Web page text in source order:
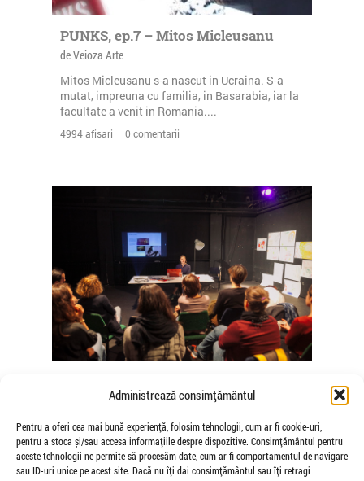
Administrează consimțământul
Pentru a oferi cea mai bună experiență, folosim tehnologii, cum ar fi cookie-uri,
pentru a stoca și/sau accesa informațiile despre dispozitive. Consimțământul pentru
aceste tehnologii ne permite să procesăm date, cum ar fi comportamentul de navigare
sau ID-uri unice pe acest site. Dacă nu îți dai consimțământul sau îți retragi
PUNKS, ep.7 – Mitos Micleusanu
de Veioza Arte
Mitos Micleusanu s-a nascut in Ucraina. S-a
mutat, impreuna cu familia, in Basarabia, iar la
facultate a venit in Romania....
4994 afisari | 0 comentarii
Somatice susținute de coregrafele
Mădălina Dan și Valentina De Piante
Niculae
de Veioza Arte